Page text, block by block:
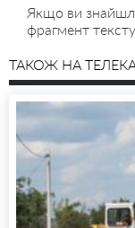
Якщо ви
фрагмент
ТАКОЖ НА